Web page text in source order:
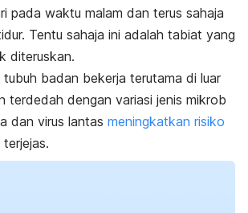
pada waktu malam dan terus sahaja
Tentu sahaja ini adalah tabiat yang
diteruskan.
tubuh badan bekerja terutama di luar
terdedah dengan variasi jenis mikrob
dan virus lantas meningkatkan risiko